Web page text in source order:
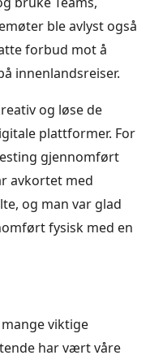
ble avlyst også
forbud mot å
innenlandsreiser.
og løse de
plattformer. For
gjennomført
avkortet med
og man var glad
fysisk med en
viktige
har vært våre